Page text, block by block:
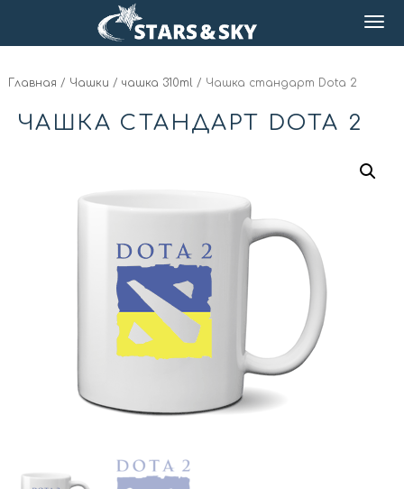
Главная / Чашки / чашка 310ml / Чашка стандарт Dota 2
ЧАШКА СТАНДАРТ DOTA 2